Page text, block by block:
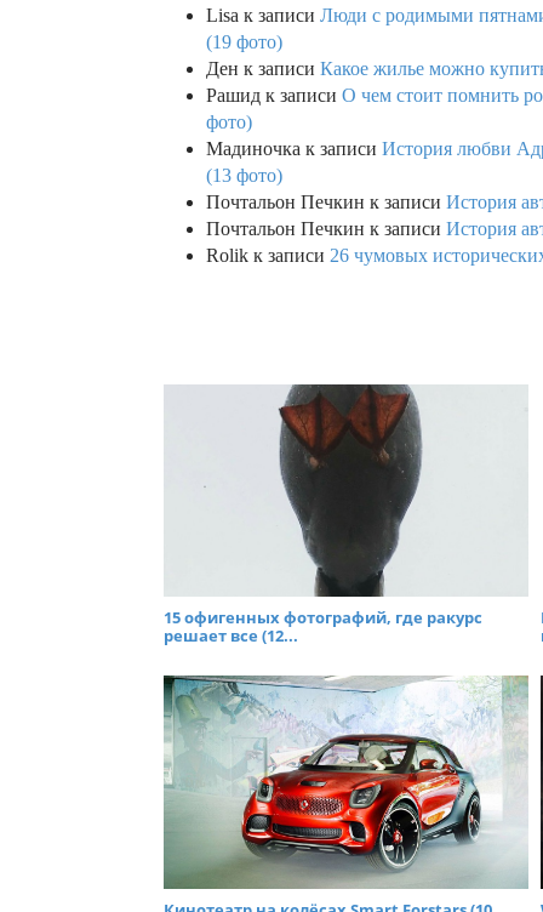
Lisa к записи Люди с родимыми
(19 фото)
Ден к записи Какое жилье можно
Рашид к записи О чем стоит помнить
фото)
Мадиночка к записи История любви
(13 фото)
Почтальон Печкин к записи История
Почтальон Печкин к записи История
Rolik к записи 26 чумовых
15 офигенных фотографий, где ракурс
решает все (12...